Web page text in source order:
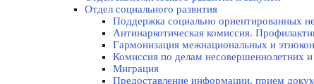
Отдел социального развития
Поддержка социально ориентированных
Антинаркотическая комиссия.
Гармонизация межнациональных и
Комиссия по делам несовершеннолетних
Миграция
Предоставление информации, прием